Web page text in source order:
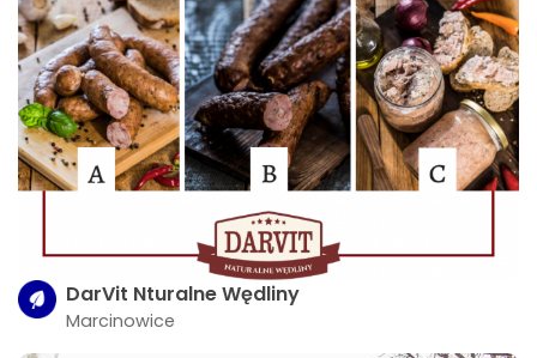
DarVit Nturalne Wędliny
Marcinowice